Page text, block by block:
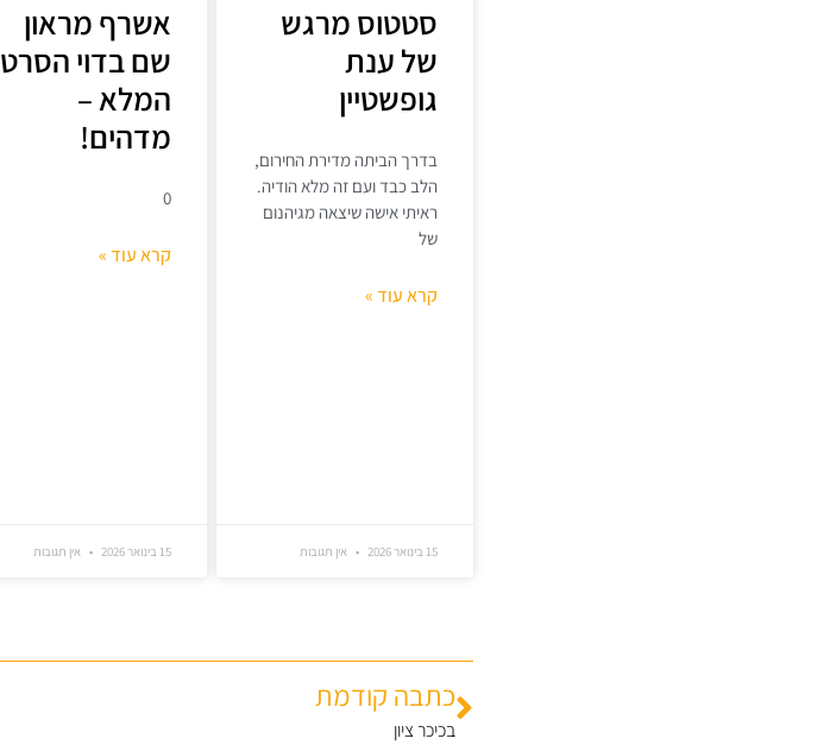
סטטוס מרגש
של ענת
גופשטיין
בדרך הביתה מדירת החירום,
הלב כבד ועם זה מלא הודיה.
ראיתי אישה שיצאה מגיהנום
של
קרא עוד »
15 בינואר 2026 אין תגובות
אשרף מראון
שם בדוי הסרט
המלא –
מדהים!
0
קרא עוד »
15 בינואר 2026 אין תגובות
כתבה קודמת
בכיכר ציון